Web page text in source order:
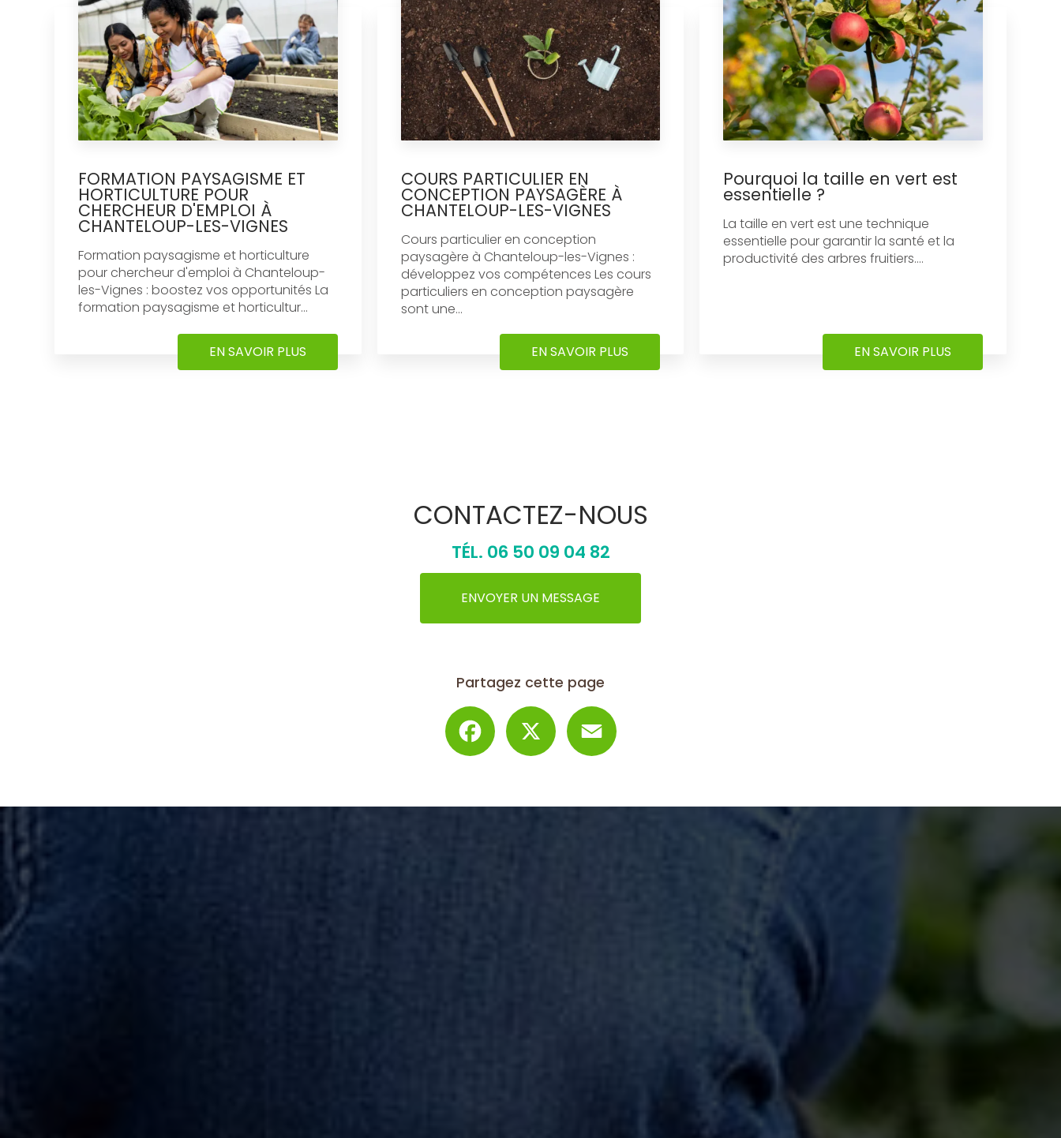
FORMATION PAYSAGISME ET
HORTICULTURE POUR
CHERCHEUR D'EMPLOI À
CHANTELOUP-LES-VIGNES
Formation paysagisme et horticulture
pour chercheur d'emploi à Chanteloup-
les-Vignes : boostez vos opportunités La
formation paysagisme et horticultur...
EN SAVOIR PLUS
COURS PARTICULIER EN
CONCEPTION PAYSAGÈRE À
CHANTELOUP-LES-VIGNES
Cours particulier en conception
paysagère à Chanteloup-les-Vignes :
développez vos compétences Les cours
particuliers en conception paysagère
sont une...
EN SAVOIR PLUS
Pourquoi la taille en vert est
essentielle ?
La taille en vert est une technique
essentielle pour garantir la santé et la
productivité des arbres fruitiers....
EN SAVOIR PLUS
CONTACTEZ-NOUS
TÉL. 06 50 09 04 82
ENVOYER UN MESSAGE
Partagez cette page
Facebook